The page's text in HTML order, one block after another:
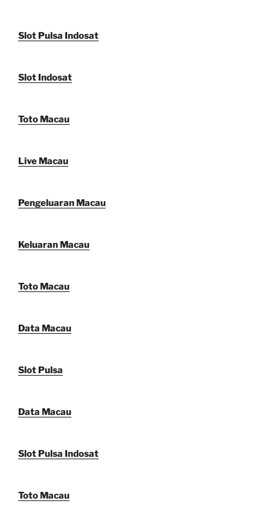
Slot Pulsa Indosat
Slot Indosat
Toto Macau
Live Macau
Pengeluaran Macau
Keluaran Macau
Toto Macau
Data Macau
Slot Pulsa
Data Macau
Slot Pulsa Indosat
Toto Macau